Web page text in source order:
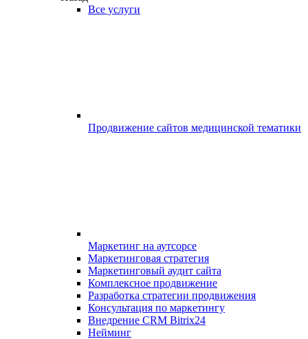
Все услуги
Продвижение сайтов медицинской тематики
Маркетинг на аутсорсе
Маркетинговая стратегия
Маркетинговый аудит сайта
Комплексное продвижение
Разработка стратегии продвижения
Консультация по маркетингу
Внедрение CRM Bitrix24
Нейминг